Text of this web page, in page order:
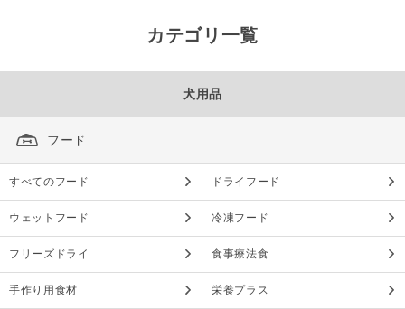
カテゴリ一覧
犬用品
フード
すべてのフード ドライフード
ウェットフード 冷凍フード
フリーズドライ 食事療法食
手作り用食材 栄養プラス